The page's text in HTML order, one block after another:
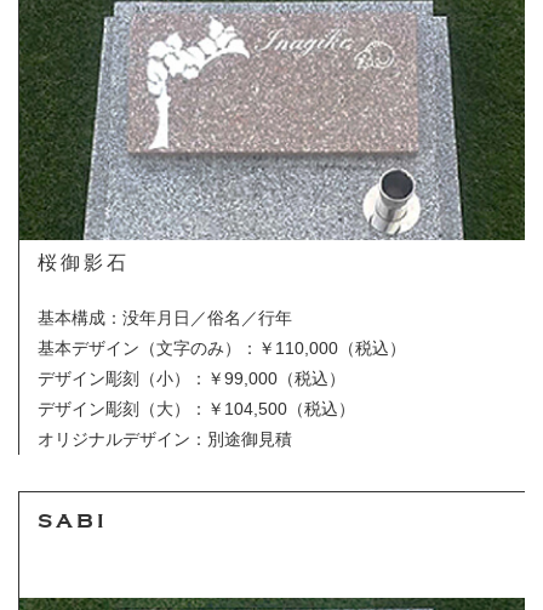
桜御影石
基本構成：没年月日／俗名／行年
基本デザイン（文字のみ）
：￥110,000（税込）
デザイン彫刻（小）：￥99,000（税込）
デザイン彫刻（大）：￥104,500（税込）
オリジナルデザイン：別途御見積
SABI